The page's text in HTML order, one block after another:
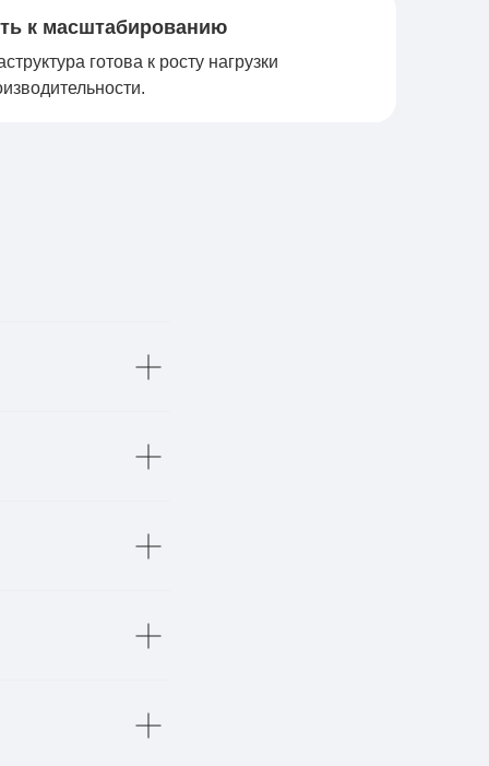
к масштабированию
готова к росту нагрузки